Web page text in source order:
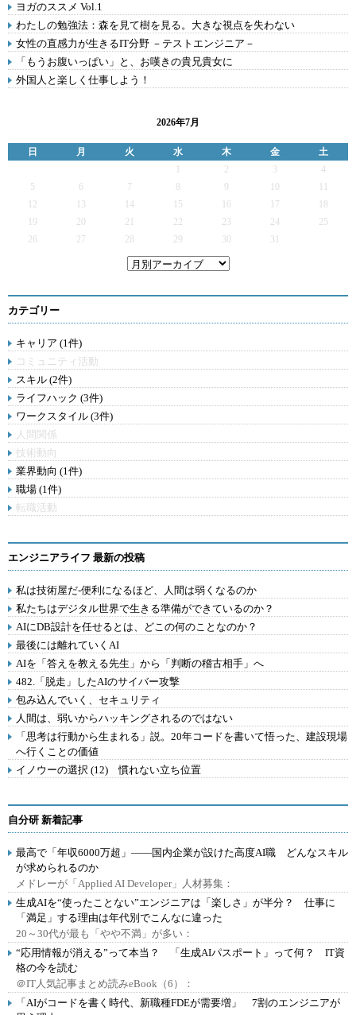
ヨガのススメ Vol.1
わたしの勉強法：森を見て樹を見る。大きな視点を失わない
女性の直感力が生きるIT分野 －テストエンジニア－
「もうお腹いっぱい」と、お嘆きの貴兄貴女に
外国人と楽しく仕事しよう！
2026年7月
日 月 火 水 木 金
土
2 3
4
5
6 7 9
12
13 14 15 16 17
19
20 21 22 23 24
25
26
27 28 29 30 31
カテゴリー
キャリア (1件)
コミュニティ活動
スキル (2件)
ライフハック (3件)
ワークスタイル (3件)
人間関係
技術動向
業界動向 (1件)
職場 (1件)
転職活動
エンジニアライフ 最新の投稿
私は技術屋だ-便利になるほど、人間は弱くなるのか
私たちはデジタル世界で生きる準備ができているのか？
AIにDB設計を任せるとは、どこの何のことなのか？
最後には離れていくAI
AIを「答えを教える先生」から「判断の稽古相手」へ
482.「脱走」したAIのサイバー攻撃
包み込んでいく、セキュリティ
人間は、弱いからハッキングされるのではない
「思考は行動から生まれる」説。20年コードを書いて悟った、建設現場
へ行くことの価値
イノウーの選択 (12) 慣れない立ち位置
自分研 新着記事
最高で「年収6000万超」――国内企業が設けた高度AI職 どんなスキル
が求められるのか
メドレーが「Applied AI Developer」人材募集：
生成AIを“使ったことない”エンジニアは「楽しさ」が半分？ 仕事に
「満足」する理由は年代別でこんなに違った
20～30代が最も「やや不満」が多い：
“応用情報が消える”って本当？ 「生成AIパスポート」って何？ IT資
格の今を読む
＠IT人気記事まとめ読みeBook（6）：
「AIがコードを書く時代、新職種FDEが需要増」 7割のエンジニアが